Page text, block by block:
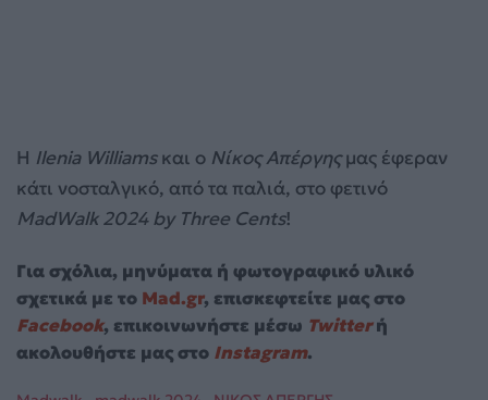
Η Ilenia Williamsκαι ο Νίκος Απέργηςμας έφεραν
κάτι νοσταλγικό, από τα παλιά, στο φετινό
MadWalk 2024 by Three Cents!
Για σχόλια, μηνύματα ή φωτογραφικό υλικό
σχετικά με το Mad.gr, επισκεφτείτε μας στο
Facebook, επικοινωνήστε μέσω Twitterή
ακολουθήστε μας στο Instagram.